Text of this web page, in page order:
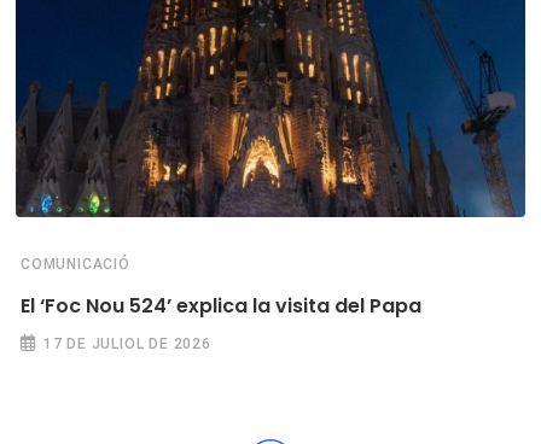
COMUNICACIÓ
El ‘Foc Nou 524’ explica la visita del Papa
17 DE JULIOL DE 2026